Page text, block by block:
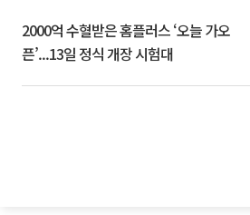
2000억 수혈받은 홈플러스 ‘오늘 가오
픈’...13일 정식 개장 시험대